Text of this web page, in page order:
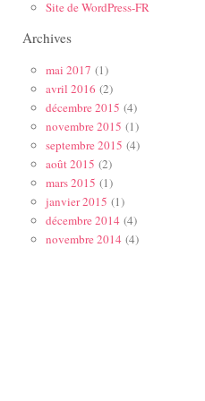
Site de WordPress-FR
Archives
mai 2017 (1)
avril 2016 (2)
décembre 2015 (4)
novembre 2015 (1)
septembre 2015 (4)
août 2015 (2)
mars 2015 (1)
janvier 2015 (1)
décembre 2014 (4)
novembre 2014 (4)